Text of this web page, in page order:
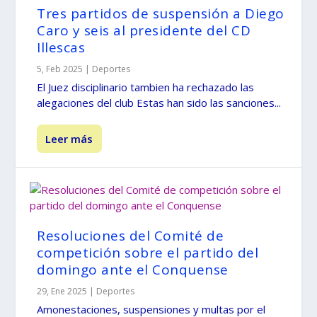
Tres partidos de suspensión a Diego
Caro y seis al presidente del CD
Illescas
5, Feb 2025 | Deportes
El Juez disciplinario tambien ha rechazado las
alegaciones del club Estas han sido las sanciones...
Leer más
Resoluciones del Comité de
competición sobre el partido del
domingo ante el Conquense
29, Ene 2025 | Deportes
Amonestaciones, suspensiones y multas por el